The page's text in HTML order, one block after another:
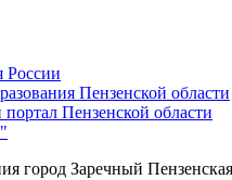
России
Пензенской области
Пензенской области
город Заречный